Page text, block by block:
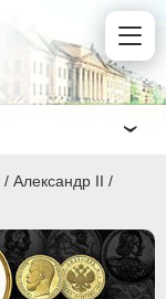
/ Александр II /